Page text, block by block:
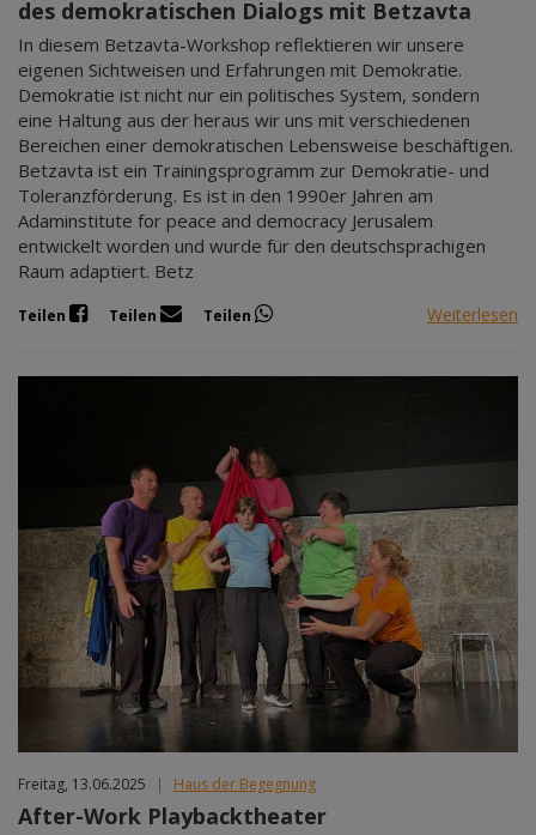
des demokratischen Dialogs mit Betzavta
In diesem Betzavta-Workshop reflektieren wir unsere
eigenen Sichtweisen und Erfahrungen mit Demokratie.
Demokratie ist nicht nur ein politisches System, sondern
eine Haltung aus der heraus wir uns mit verschiedenen
Bereichen einer demokratischen Lebensweise beschäftigen.
Betzavta ist ein Trainingsprogramm zur Demokratie- und
Toleranzförderung. Es ist in den 1990er Jahren am
Adaminstitute for peace and democracy Jerusalem
entwickelt worden und wurde für den deutschsprachigen
Raum adaptiert. Betz
Teilen Teilen Teilen Weiterlesen
Freitag, 13.06.2025 | Haus der Begegnung
After-Work Playbacktheater